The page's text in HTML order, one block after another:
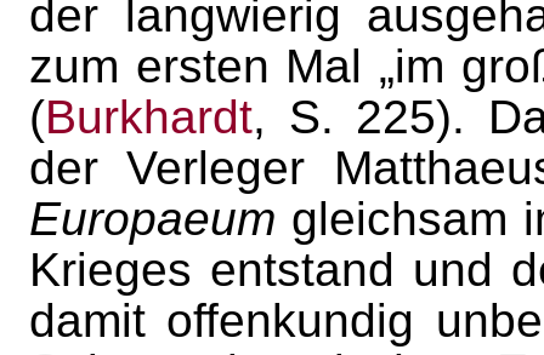
der langwierig
zum ersten Mal „im
(Burkhardt, S. 225).
der Verleger
Europaeum gleichsam
Krieges entstand und
damit offenkundig